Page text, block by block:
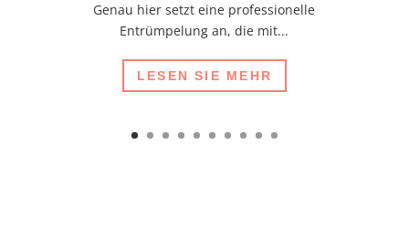
Genau hier setzt eine professionelle
Entrümpelung an, die mit...
LESEN SIE MEHR